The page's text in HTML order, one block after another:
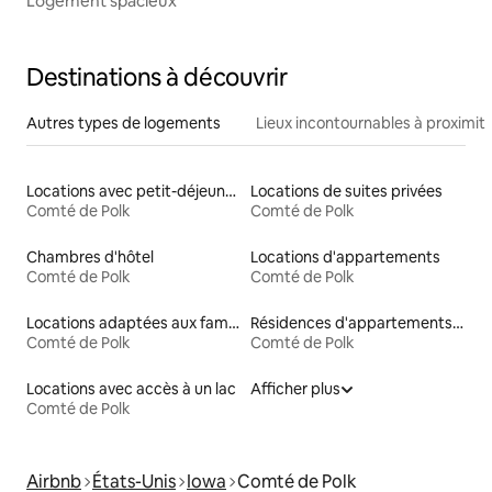
Destinations à découvrir
Autres types de logements Lieux incontournables à
Locations avec petit-déjeuner
Comté de Polk
Locations de suites privées
Comté de Polk
Chambres d'hôtel
Comté de Polk
Locations d'appartements
Comté de Polk
Locations adaptées aux familles
Comté de Polk
Résidences d'appartements en location
Comté de Polk
Locations avec accès à un lac
Comté de Polk
Afficher plus
Airbnb États-Unis Iowa Comté de Polk